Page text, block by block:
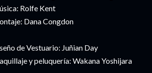
Rolfe Kent
Dana Congdon
de Vestuario: Juñian Day
y peluquería: Wakana Yoshijara